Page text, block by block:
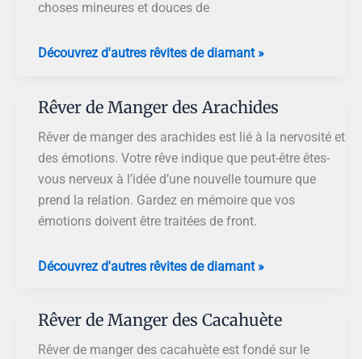
choses mineures et douces de
Rêver
les
Arachides
Découvrez d'autres rêvites de diamant »
Rêver de Manger des Arachides
Rêver de manger des arachides est lié à la nervosité et
des émotions. Votre rêve indique que peut-être êtes-
vous nerveux à l’idée d’une nouvelle tournure que
prend la relation. Gardez en mémoire que vos
émotions doivent être traitées de front.
Rêver
des
Arachides
Découvrez d'autres rêvites de diamant »
Rêver de Manger des Cacahuète
Rêver de manger des cacahuète est fondé sur le